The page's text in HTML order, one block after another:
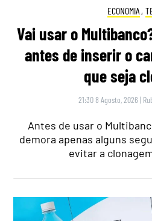
ECONOMIA ,
Vai usar o
antes de inserir o
que seja
21:30 8 Agosto, 2026 |
Antes de usar o
demora apenas alguns
evitar a